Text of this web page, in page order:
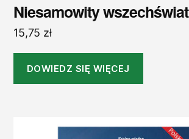
Niesamowity wszechświat
15,75 zł
DOWIEDZ SIĘ WIĘCEJ